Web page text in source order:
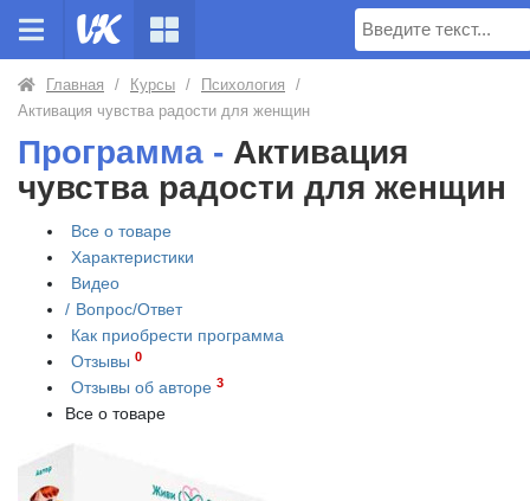
Поиск
Главная / Курсы / Психология
/
Активация чувства радости для женщин
Программа - Активация
чувства радости для женщин
Все о товаре
Характеристики
Видео
/ Вопрос/Ответ
Как приобрести программа
Отзывы 0
Отзывы об авторе 3
Все о товаре